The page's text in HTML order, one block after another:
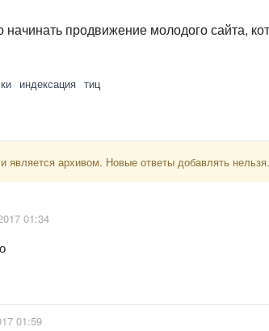
продвижение молодого сайта,
индексация тиц
является архивом. Новые ответы добавлять нельзя.
01:34
01:59